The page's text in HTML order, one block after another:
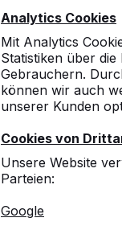
Analytics Cookies
Mit Analytics
Statistiken über
Gebrauchern.
können wir auch
unserer Kunden
Cookies von
Unsere Website
Parteien:
Google